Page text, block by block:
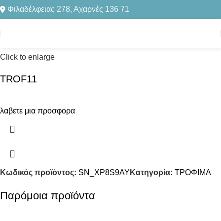
Φιλαδέλφειας 278, Αχαρνές 136 71
Αρχική σελίδα ΤΡΟΦΙΜΑ
Click to enlarge
TROF11
λαβετε μια προσφορα
Κωδικός προϊόντος: SN_XP8S9AY Κατηγορία: ΤΡΟΦΙΜΑ
Παρόμοια προϊόντα